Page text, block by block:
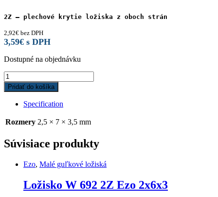
2Z – plechové krytie ložiska z oboch strán
2,92€ bez DPH
3,59€ s DPH
Dostupné na objednávku
Ložisko
692X
2Z
2,5x7x3,5
quantity
Pridať do košíka
Specification
Rozmery 2,5 × 7 × 3,5 mm
Súvisiace produkty
Ezo, Malé guľkové ložiská
Ložisko W 692 2Z Ezo 2x6x3